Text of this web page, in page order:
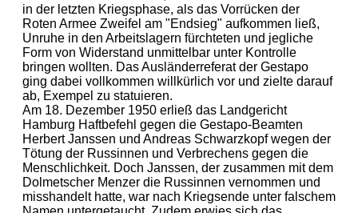
in der letzten Kriegsphase, als das Vorrücken der
Roten Armee Zweifel am "Endsieg" aufkommen ließ,
Unruhe in den Arbeitslagern fürchteten und jegliche
Form von Widerstand unmittelbar unter Kontrolle
bringen wollten. Das Ausländerreferat der Gestapo
ging dabei vollkommen willkürlich vor und zielte darauf
ab, Exempel zu statuieren.
Am 18. Dezember 1950 erließ das Landgericht
Hamburg Haftbefehl gegen die Gestapo-Beamten
Herbert Janssen und Andreas Schwarzkopf wegen der
Tötung der Russinnen und Verbrechens gegen die
Menschlichkeit. Doch Janssen, der zusammen mit dem
Dolmetscher Menzer die Russinnen vernommen und
misshandelt hatte, war nach Kriegsende unter falschem